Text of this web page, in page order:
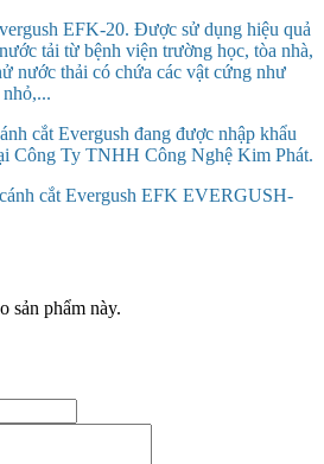
EFK-20. Được sử dụng hiệu quả
tải từ bệnh viện trường học, tòa nhà,
nước thải có chứa các vật cứng như
cắt Evergush đang được nhập khẩu
Công Ty TNHH Công Nghệ Kim Phát.
cắt Evergush EFK EVERGUSH-
sản phẩm này.